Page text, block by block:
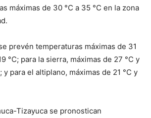
máximas de 30 °C a 35 °C en la zona
prevén temperaturas máximas de 31
°C; para la sierra, máximas de 27 °C y
y para el altiplano, máximas de 21 °C y
Tizayuca se pronostican